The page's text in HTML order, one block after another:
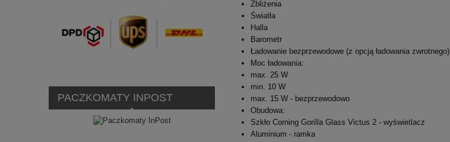
PACZKOMATY INPOST
Zbliżenia
Światła
Halla
Barometr
Ładowanie bezprzewodowe (z opcją ładowania zwrotnego)
Moc ładowania:
max. 25 W
min. 10 W
max. 15 W - bezprzewodowo
Obudowa:
Szkło Corning Gorilla Glass Victus 2 - wyświetlacz
Aluminium - ramka